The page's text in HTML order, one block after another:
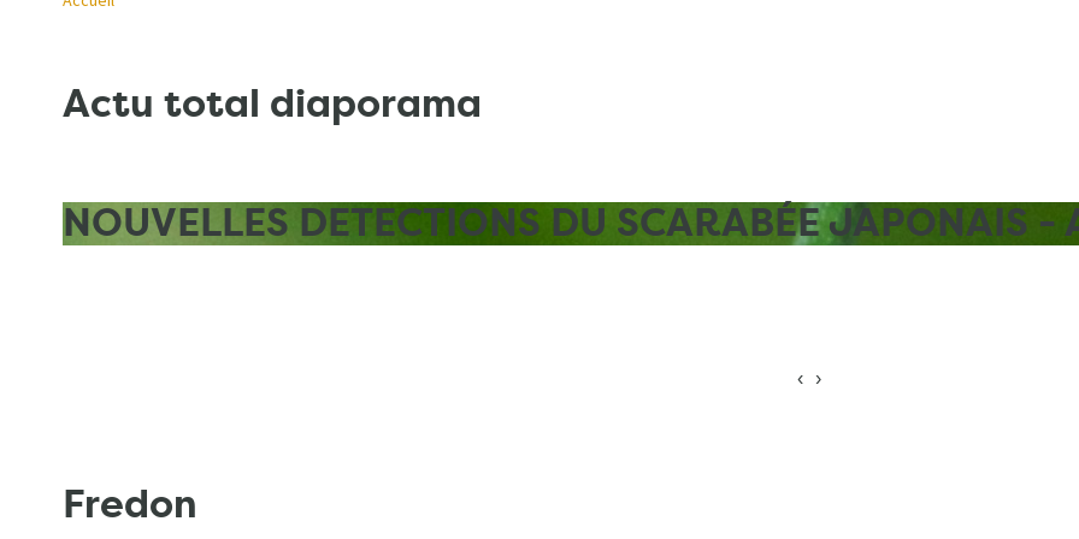
d'Ariane
Actu total diaporama
NOUVELLES DETECTIONS DU SCARABÉE
‹ ›
Fredon